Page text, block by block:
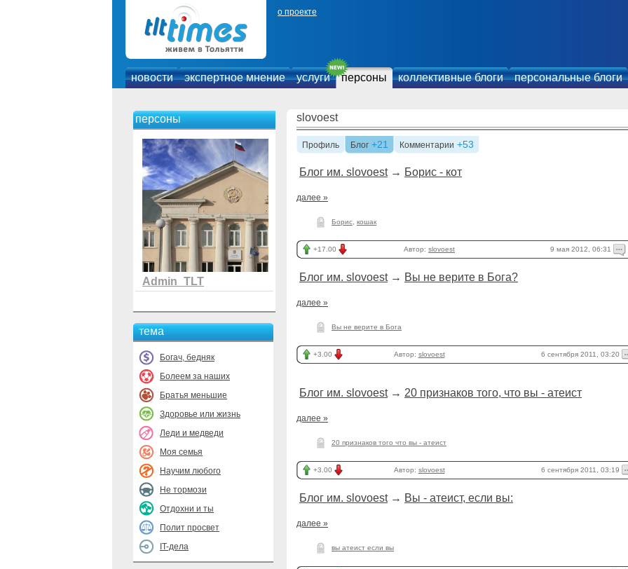
о проекте
новости экспертное мнение услуги персоны коллективные блоги персональные блоги
персоны
Admin_TLT
тема
Богач, бедняк
Болеем за наших
Братья меньшие
Здоровье или жизнь
Леди и медведи
Моя семья
Научим любого
Не тормози
Отдохни и ты
Полит просвет
IT-дела
slovoest
Профиль Блог +21 Комментарии +53
Блог им. slovoest→ Борис - кот
далее »
Борис кошак
+17.00 Автор: slovoest 9 мая 2012, 06:31
Блог им. slovoest→ Вы не верите в Бога?
далее »
Вы не верите в Бога
+3.00 Автор: slovoest 6 сентября 2011, 03:20
Блог им. slovoest→ 20 признаков того, что вы - атеист
далее »
20 признаков того что вы - атеист
+3.00 Автор: slovoest 6 сентября 2011, 03:19
Блог им. slovoest→ Вы - атеист, если вы:
далее »
вы атеист если вы